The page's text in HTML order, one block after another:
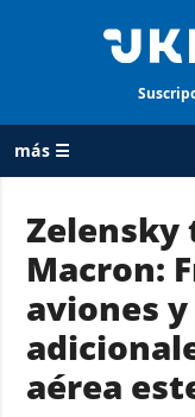
más ☰
TODAS LAS
CATEGORÍAS
Guerra
Reconstrucción
de Ucrania
Zelensky
Macron:
aviones
aérea